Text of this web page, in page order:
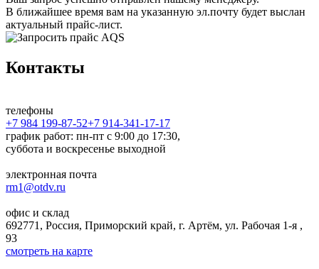
В ближайшее время вам на указанную эл.почту будет выслан
актуальный прайс-лист.
Контакты
телефоны
+7 984 199-87-52+7 914-341-17-17
график работ: пн-пт с 9:00 до 17:30,
суббота и воскресенье выходной
электронная почта
rm1@otdv.ru
офис и склад
692771, Россия, Приморский край, г. Артём, ул. Рабочая 1-я ,
93
смотреть на карте